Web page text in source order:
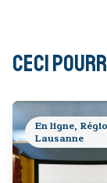
Ceci
En ligne,
Lausanne